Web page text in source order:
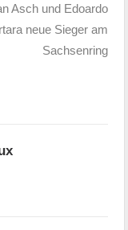
Asch und Edoardo
neue Sieger am
Sachsenring